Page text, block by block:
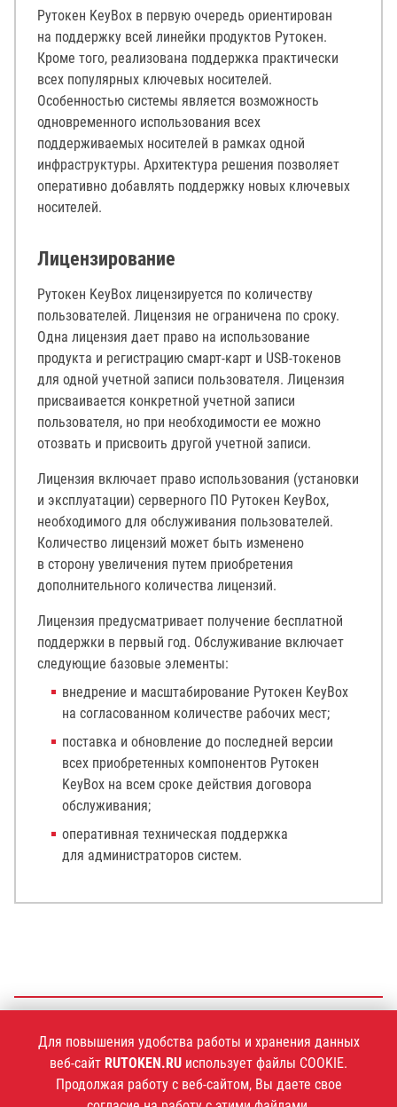
Рутокен KeyBox в первую очередь ориентирован
на поддержку всей линейки продуктов Рутокен.
Кроме того, реализована поддержка практически
всех популярных ключевых носителей.
Особенностью системы является возможность
одновременного использования всех
поддерживаемых носителей в рамках одной
инфраструктуры. Архитектура решения позволяет
оперативно добавлять поддержку новых ключевых
носителей.
Лицензирование
Рутокен KeyBox лицензируется по количеству
пользователей. Лицензия не ограничена по сроку.
Одна лицензия дает право на использование
продукта и регистрацию смарт-карт и USB-токенов
для одной учетной записи пользователя. Лицензия
присваивается конкретной учетной записи
пользователя, но при необходимости ее можно
отозвать и присвоить другой учетной записи.
Лицензия включает право использования (установки
и эксплуатации) серверного ПО Рутокен KeyBox,
необходимого для обслуживания пользователей.
Количество лицензий может быть изменено
в сторону увеличения путем приобретения
дополнительного количества лицензий.
Лицензия предусматривает получение бесплатной
поддержки в первый год. Обслуживание включает
следующие базовые элементы:
внедрение и масштабирование Рутокен KeyBox
на согласованном количестве рабочих мест;
поставка и обновление до последней версии
всех приобретенных компонентов Рутокен
KeyBox на всем сроке действия договора
обслуживания;
оперативная техническая поддержка
для администраторов систем.
+7 (495)925-77-90
Для повышения удобства работы и хранения данных
веб-сайт RUTOKEN.RU использует файлы COOKIE.
Продолжая работу с веб-сайтом, Вы даете свое